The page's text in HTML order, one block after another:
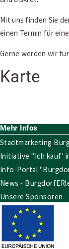
Mit uns finden Sie
einen Termin für
Gerne werden wir
Karte
Mehr Infos
Stadtmarketing
Initiative "Ich kauf'
Info-Portal
News -
Unsere Sponsoren